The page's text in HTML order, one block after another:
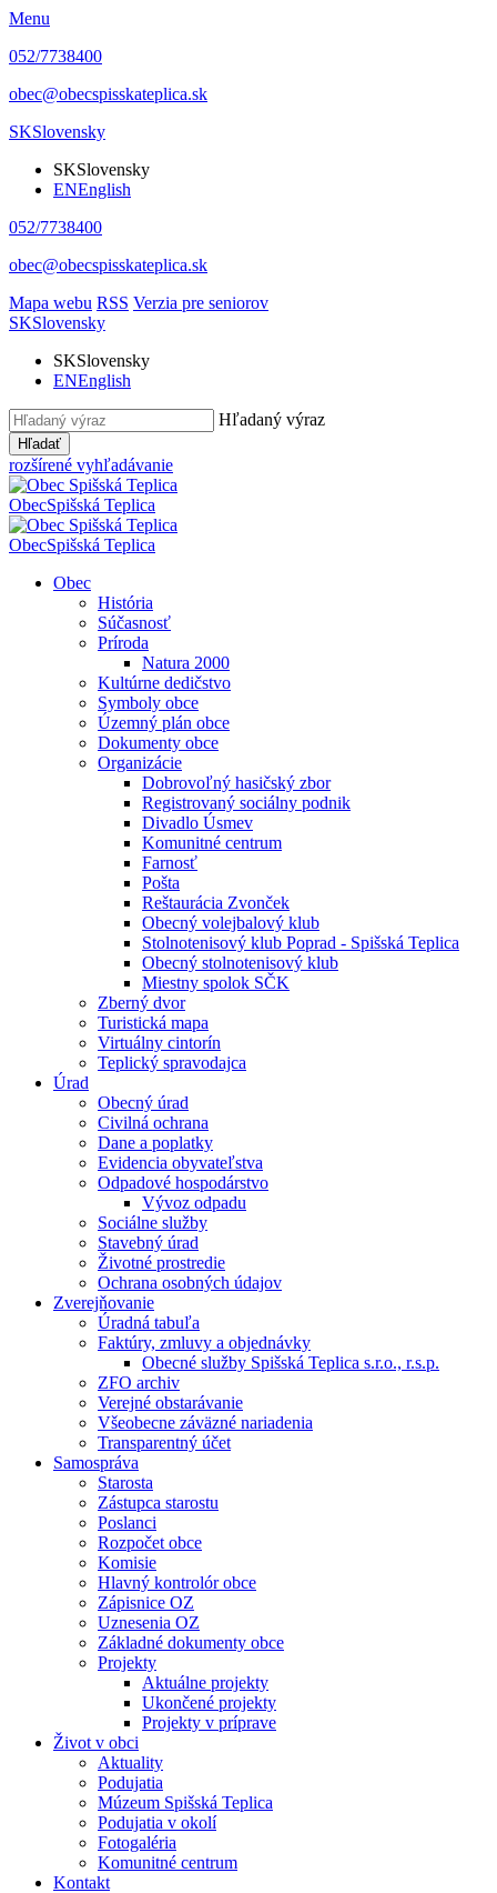
Menu
052/7738400
obec@obecspisskateplica.sk
SKSlovensky
SKSlovensky
ENEnglish
052/7738400
obec@obecspisskateplica.sk
Mapa webu RSS Verzia pre seniorov
SKSlovensky
SKSlovensky
ENEnglish
Hľadaný výraz
Hľadať
rozšírené vyhľadávanie
ObecSpišská Teplica
ObecSpišská Teplica
Obec
História
Súčasnosť
Príroda
Natura 2000
Kultúrne dedičstvo
Symboly obce
Územný plán obce
Dokumenty obce
Organizácie
Dobrovoľný hasičský zbor
Registrovaný sociálny podnik
Divadlo Úsmev
Komunitné centrum
Farnosť
Pošta
Reštaurácia Zvonček
Obecný volejbalový klub
Stolnotenisový klub Poprad - Spišská Teplica
Obecný stolnotenisový klub
Miestny spolok SČK
Zberný dvor
Turistická mapa
Virtuálny cintorín
Teplický spravodajca
Úrad
Obecný úrad
Civilná ochrana
Dane a poplatky
Evidencia obyvateľstva
Odpadové hospodárstvo
Vývoz odpadu
Sociálne služby
Stavebný úrad
Životné prostredie
Ochrana osobných údajov
Zverejňovanie
Úradná tabuľa
Faktúry, zmluvy a objednávky
Obecné služby Spišská Teplica s.r.o., r.s.p.
ZFO archiv
Verejné obstarávanie
Všeobecne záväzné nariadenia
Transparentný účet
Samospráva
Starosta
Zástupca starostu
Poslanci
Rozpočet obce
Komisie
Hlavný kontrolór obce
Zápisnice OZ
Uznesenia OZ
Základné dokumenty obce
Projekty
Aktuálne projekty
Ukončené projekty
Projekty v príprave
Život v obci
Aktuality
Podujatia
Múzeum Spišská Teplica
Podujatia v okolí
Fotogaléria
Komunitné centrum
Kontakt